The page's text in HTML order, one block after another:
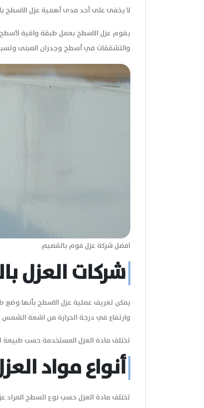
لا يخفى على أحد مدى أهمية عزل الاسطح
يقوم عزل الاسطح بعمل طبقة واقية
والتشققات في أسطح وجدران المبنى وتسبب
افضل شركة عزل فوم بالقصيم
شركات العزل
يمكن تعريف عملية عزل الاسطح بأنها وضع
وارتفاع في درجة الحرارة من اشعة الشمس
تختلف مادة العزل المستخدمة حسب
أنواع مواد
تختلف مادة العزل حسب نوع السطح المراد